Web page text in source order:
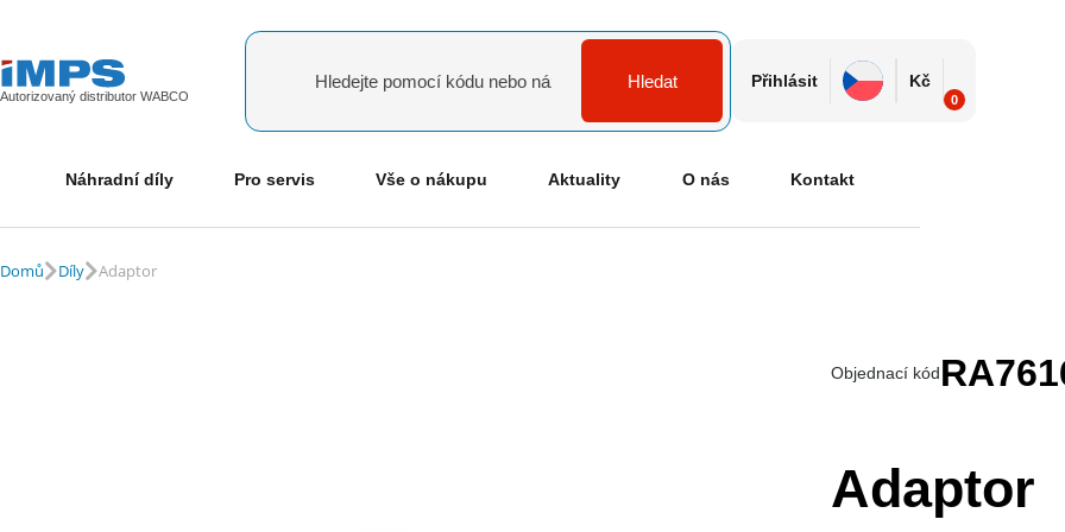
Autorizovaný distributor WABCO
Hledat Přihlásit Kč
0
Náhradní díly Pro servis Vše o nákupu Aktuality O nás Kontakt
Domů Díly Adaptor
Objednací kód
Adaptor
Adaptor